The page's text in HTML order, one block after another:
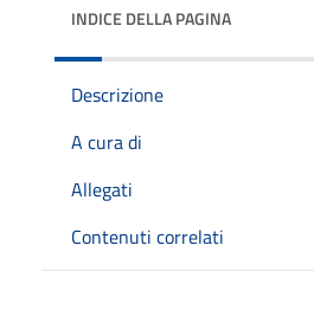
INDICE DELLA PAGINA
Descrizione
A cura di
Allegati
Contenuti correlati